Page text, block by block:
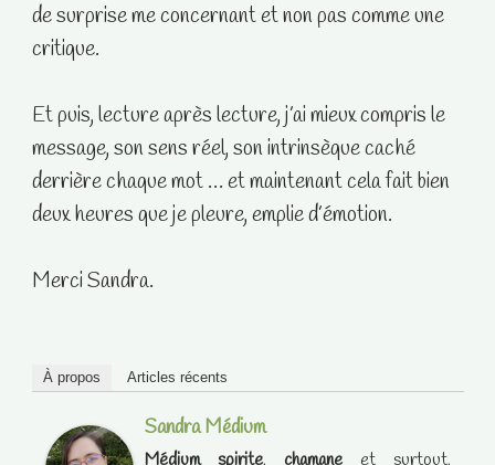
de surprise me concernant et non pas comme une
critique.
Et puis, lecture après lecture, j’ai mieux compris le
message, son sens réel, son intrinsèque caché
derrière chaque mot … et maintenant cela fait bien
deux heures que je pleure, emplie d’émotion.
Merci Sandra.
À propos Articles récents
Sandra Médium
Médium spirite, chamaneet surtout,